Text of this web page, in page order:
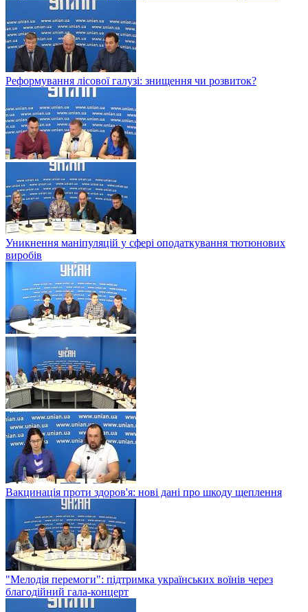
Реформування лісової галузі: знищення чи розвиток?
Уникнення маніпуляцій у сфері оподаткування тютюнових
виробів
Вакцинація проти здоров'я: нові дані про шкоду щеплення
"Мелодія перемоги": підтримка українських воїнів через
благодійний гала-концерт